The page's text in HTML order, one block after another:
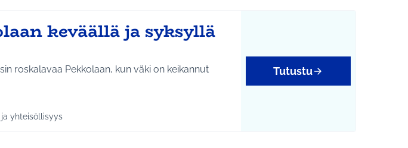
keväällä ja syksyllä
roskalavaa Pekkolaan, kun väki on keikannut
Tuusulan kylät
teeman mukaan: Hyvinvointi ja yhteisöllisyys
ja yhteisöllisyys
Tutustu